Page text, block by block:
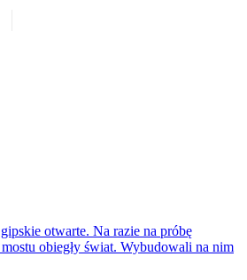
otwarte. Na razie na próbę
obiegły świat. Wybudowali na nim